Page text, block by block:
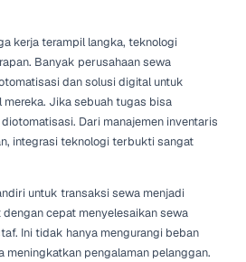
mereka semakin tidak
perusahaan untuk mengevaluasi
dengan staf dan
bisnis, ini adalah
Mereka harus berinovasi
cara yang efektif untuk beroperasi
kerja. Ini adalah tantangan yang,
pintu bagi strategi dan